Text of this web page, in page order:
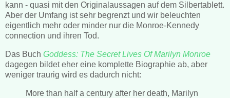
kann - quasi mit den Originalaussagen auf dem Silbertablett.
Aber der Umfang ist sehr begrenzt und wir beleuchten
eigentlich mehr oder minder nur die Monroe-Kennedy
connection und ihren Tod.
Das Buch Goddess: The Secret Lives Of Marilyn Monroe
dagegen bildet eher eine komplette Biographie ab, aber
weniger traurig wird es dadurch nicht:
More than half a century after her death, Marilyn